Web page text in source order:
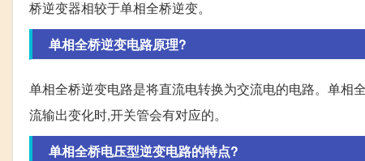
桥逆变器相较于单相全桥逆变。
单相全桥逆变电路原理?
单相全桥逆变电路是将直流电转换为交流电的电路。单相
流输出变化时,开关管会有对应的。
单相全桥电压型逆变电路的特点?